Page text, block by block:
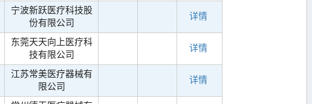
宁波新跃医疗科技股
份有限公司
详情
东莞天天向上医疗科
技有限公司
详情
江苏常美医疗器械有
限公司
详情